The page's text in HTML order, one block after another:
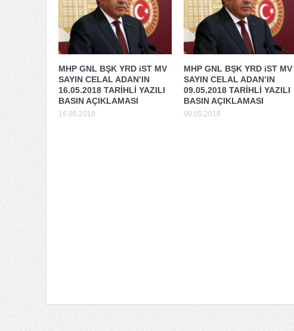
MHP GNL BŞK YRD iST MV
SAYIN CELAL ADAN’IN
16.05.2018 TARİHLİ YAZILI
BASIN AÇIKLAMASI
16.05.2018
MHP GNL BŞK YRD iST MV
SAYIN CELAL ADAN’IN
09.05.2018 TARİHLİ YAZILI
BASIN AÇIKLAMASI
09.05.2018